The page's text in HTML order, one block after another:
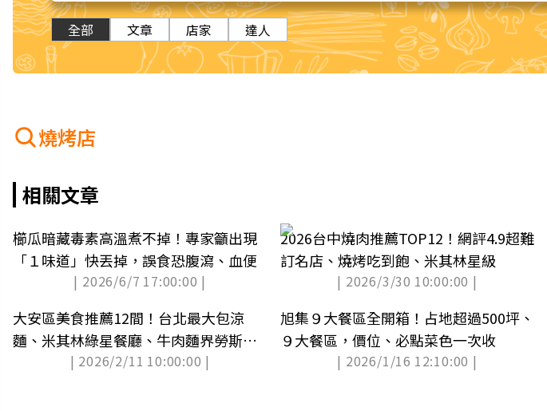
全部 文章 店家 達人
燒烤店
相關文章
櫛瓜暗藏毒素高溫煮不掉！專家籲出現
「１味道」快丟掉，誤食恐腹瀉、血便
| 2026/6/7 17:00:00 |
2026台中燒肉推薦TOP12！網評4.9超難
訂名店、燒烤吃到飽、米其林星級
| 2026/3/30 10:00:00 |
大安區美食推薦12間！台北最大包涼
麵、米其林綠星餐廳、牛肉麵界勞斯萊
| 2026/2/11 10:00:00 |
旭集９大餐區全開箱！占地超過500坪、
９大餐區，價位、必點菜色一次收
| 2026/1/16 12:10:00 |